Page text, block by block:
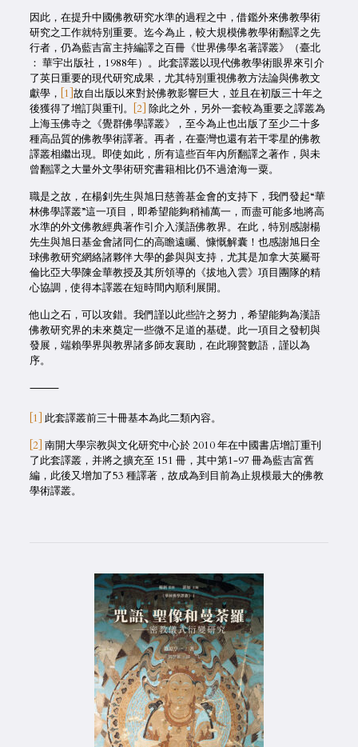
因此，在提升中國佛教研究水準的過程之中，借鑑外來佛教學術
研究之工作就特別重要。迄今為止，較大規模佛教學術翻譯之先
行者，仍為藍吉富主持編譯之百冊《世界佛學名著譯叢》（臺北
： 華宇出版社，1988年）。此套譯叢以現代佛教學術眼界來引介
了英日重要的現代研究成果，尤其特別重視佛教方法論與佛教文
獻學， [1] 故自出版以來對於佛教影響巨大，並且在初版三十年之
後獲得了增訂與重刊。
[2] 除此之外，另外一套較為重要之譯叢為
上海玉佛寺之《覺群佛學譯叢》，至今為止也出版了至少二十多
種高品質的佛教學術譯著。再者，在臺灣也還有若干零星的佛教
譯叢相繼出現。即使如此，所有這些百年內所翻譯之著作，與未
曾翻譯之大量外文學術研究書籍相比仍不過滄海一粟。
職是之故，在楊釗先生與旭日慈善基金會的支持下，我們發起“華
林佛學譯叢”這一項目，即希望能夠稍補萬一，而盡可能多地將高
水準的外文佛教經典著作引介入漢語佛教界。在此，特別感謝楊
先生與旭日基金會諸同仁的高瞻遠矚、慷慨解囊！也感謝旭日全
球佛教研究網絡諸夥伴大學的參與與支持，尤其是加拿大英屬哥
倫比亞大學陳金華教授及其所領導的《拔地入雲》項目團隊的精
心協調，使得本譯叢在短時間內順利展開。
他山之石，可以攻錯。我們謹以此些許之努力，希望能夠為漢語
佛教研究界的未來奠定一些微不足道的基礎。此一項目之發軔與
發展，端賴學界與教界諸多師友襄助，在此聊贅數語，謹以為
序。
⸻
[1] 此套譯叢前三十冊基本為此二類內容。
[2] 南開大學宗教與文化研究中心於 2010 年在中國書店增訂重刊
了此套譯叢，并將之擴充至 151 冊，其中第1-97 冊為藍吉富舊
編，此後又增加了53 種譯著，故成為到目前為止規模最大的佛教
學術譯叢。